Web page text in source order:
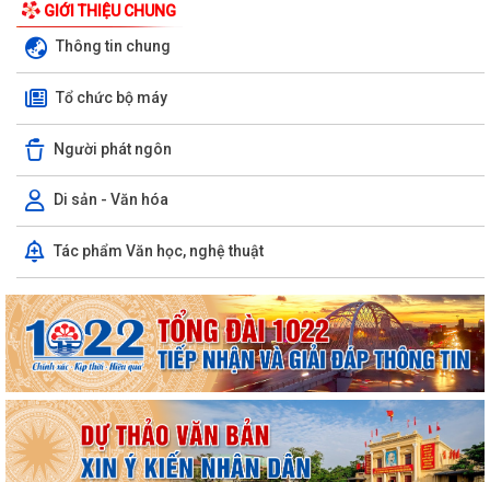
GIỚI THIỆU CHUNG
Thông tin chung
Tổ chức bộ máy
Người phát ngôn
Di sản - Văn hóa
Tác phẩm Văn học, nghệ thuật